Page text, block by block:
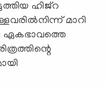
ഹിജ്‌റ
മാറി
ഏകഭാവത്തെ